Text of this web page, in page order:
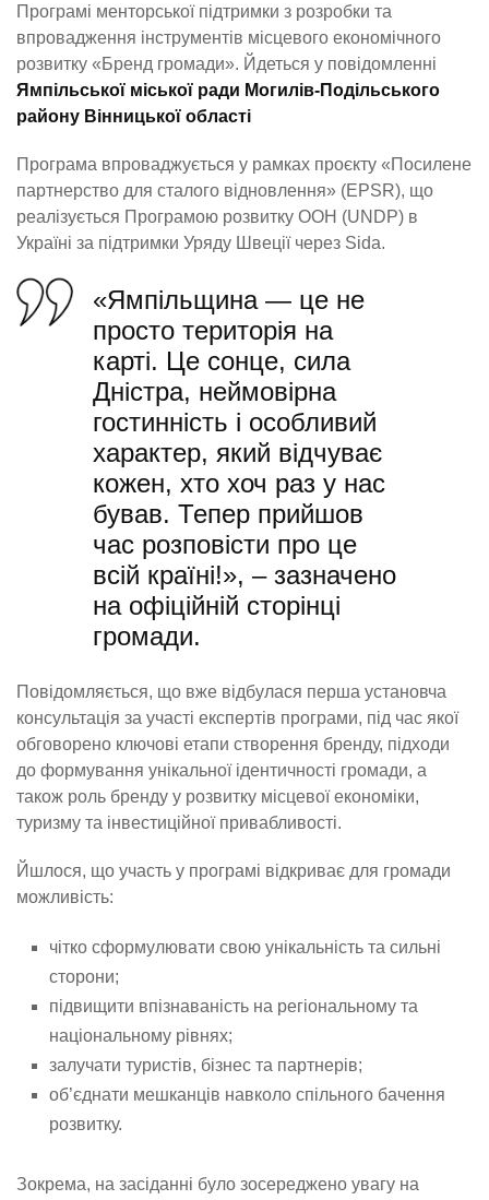
Програмі менторської підтримки з розробки та
впровадження інструментів місцевого економічного
розвитку «Бренд громади». Йдеться у повідомленні
Ямпільської міської ради Могилів-Подільського
району Вінницької області
Програма впроваджується у рамках проєкту «Посилене
партнерство для сталого відновлення» (EPSR), що
реалізується Програмою розвитку ООН (UNDP) в
Україні за підтримки Уряду Швеції через Sida.
«Ямпільщина — це не
просто територія на
карті. Це сонце, сила
Дністра, неймовірна
гостинність і особливий
характер, який відчуває
кожен, хто хоч раз у нас
бував. Тепер прийшов
час розповісти про це
всій країні!», – зазначено
на офіційній сторінці
громади.
Повідомляється, що вже відбулася перша установча
консультація за участі експертів програми, під час якої
обговорено ключові етапи створення бренду, підходи
до формування унікальної ідентичності громади, а
також роль бренду у розвитку місцевої економіки,
туризму та інвестиційної привабливості.
Йшлося, що участь у програмі відкриває для громади
можливість:
чітко сформулювати свою унікальність та сильні
сторони;
підвищити впізнаваність на регіональному та
національному рівнях;
залучати туристів, бізнес та партнерів;
об’єднати мешканців навколо спільного бачення
розвитку.
Зокрема, на засіданні було зосереджено увагу на